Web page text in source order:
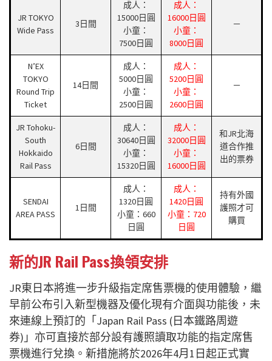
JR TOKYO
Wide Pass
3日間
成人：
15000日圓
小童：
7500日圓
成人：
16000日圓
小童：
8000日圓
－
N’EX
TOKYO
Round Trip
Ticket
14日間
成人：
5000日圓
小童：
2500日圓
成人：
5200日圓
小童：
2600日圓
－
JR Tohoku-
South
Hokkaido
Rail Pass
6日間
成人：
30640日圓
小童：
15320日圓
成人：
32000日圓
小童：
16000日圓
和JR北海
道合作推
出的票券
SENDAI
AREA PASS
1日間
成人：
1320日圓
小童：660
日圓
成人：
1420日圓
小童：720
日圓
持有外國
護照才可
購買
新的JR Rail Pass換領安排
JR東日本將進一步升級指定席售票機的使用體驗，繼
早前公布引入新型機器及優化現有介面與功能後，未
來連線上預訂的「Japan Rail Pass (日本鐵路周遊
券)」亦可直接於部分設有護照讀取功能的指定席售
票機進行兌換。新措施將於2026年4月1日起正式實